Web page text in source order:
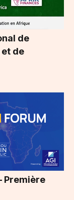
de
de
Première